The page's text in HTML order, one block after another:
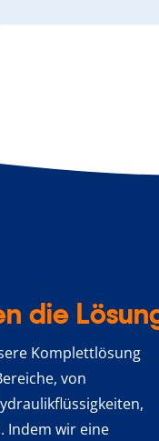
die
Komplettlösung
von
Indem wir eine